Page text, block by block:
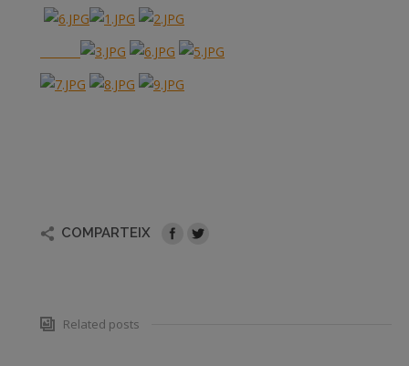
COMPARTEIX
Related posts